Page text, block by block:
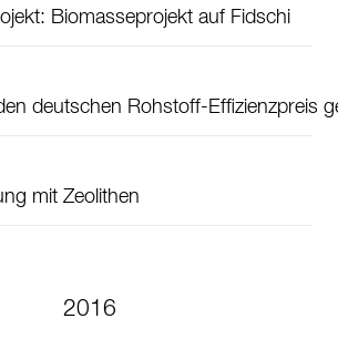
Biomasseprojekt auf Fidschi
deutschen Rohstoff-Effizienzpreis
mit Zeolithen
2016